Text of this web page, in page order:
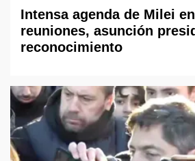
Intensa agenda de Milei
reuniones, asunción
reconocimiento